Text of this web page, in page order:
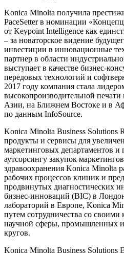
Konica Minolta получила
PaceSetter в номинации
от Keypoint Intelligence как
– за новаторское видение
инвестиции в инновационные
партнер в области
выступает в качестве бизнес-
передовых технологий и
2017 году компания стала
высокопроизводительной
Азии, на Ближнем Востоке и в
по данным InfoSource.
Konica Minolta Business Solutions
продукты и сервисы для
маркетинговых департаментов и
аутсорсингу закупок
здравоохранения Konica Minolta
рабочих процессов клиник и
продвинутых диагностических
бизнес-инноваций (BIC) в
лабораторий в Европе, Konica
путем сотрудничества со
научной сферы, промышленных
кругов.
Konica Minolta Business Solutions